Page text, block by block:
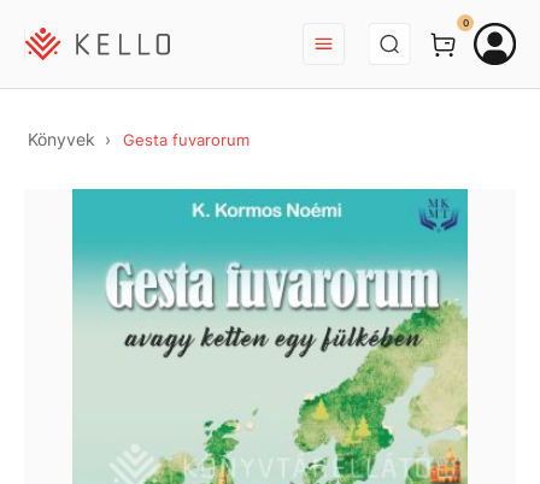
BEJELENTKEZÉS
0
Könyvek Gesta fuvarorum